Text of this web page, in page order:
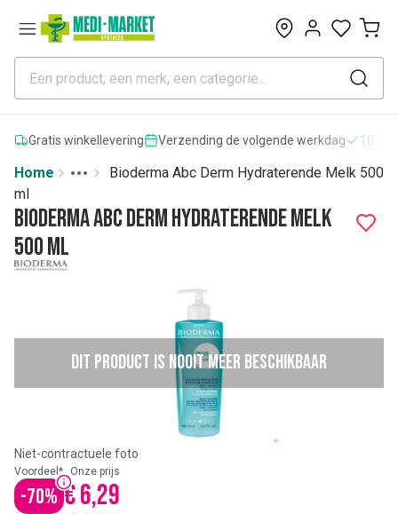
0
Gratis winkellevering Verzending de volgende werkdag
Home
More
Toggle menu
Bioderma Abc Derm Hydraterende Melk 500
ml
Bioderma Abc Derm Hydraterende Melk
500 ml
Dit product is nooit meer beschikbaar
Niet-contractuele foto
Voordeel*
-70%
Onze prijs
€ 6,29